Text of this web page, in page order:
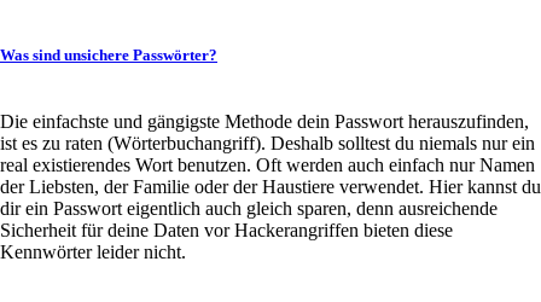
Was sind unsichere Passwörter?
Die einfachste und gängigste Methode dein Passwort herauszufinden,
ist es zu raten (Wörterbuchangriff). Deshalb solltest du niemals nur ein
real existierendes Wort benutzen. Oft werden auch einfach nur Namen
der Liebsten, der Familie oder der Haustiere verwendet. Hier kannst du
dir ein Passwort eigentlich auch gleich sparen, denn ausreichende
Sicherheit für deine Daten vor Hackerangriffen bieten diese
Kennwörter leider nicht.